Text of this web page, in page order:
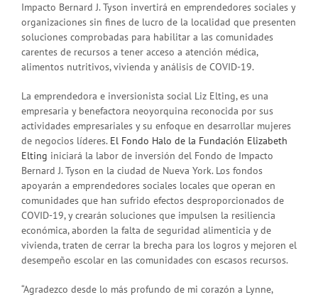
Impacto Bernard J. Tyson invertirá en emprendedores sociales y
organizaciones sin fines de lucro de la localidad que presenten
soluciones comprobadas para habilitar a las comunidades
carentes de recursos a tener acceso a atención médica,
alimentos nutritivos, vivienda y análisis de COVID-19.
La emprendedora e inversionista social Liz Elting, es una
empresaria y benefactora neoyorquina reconocida por sus
actividades empresariales y su enfoque en desarrollar mujeres
de negocios líderes. El Fondo Halo de la Fundación Elizabeth
Elting iniciará la labor de inversión del Fondo de Impacto
Bernard J. Tyson en la ciudad de Nueva York. Los fondos
apoyarán a emprendedores sociales locales que operan en
comunidades que han sufrido efectos desproporcionados de
COVID-19, y crearán soluciones que impulsen la resiliencia
económica, aborden la falta de seguridad alimenticia y de
vivienda, traten de cerrar la brecha para los logros y mejoren el
desempeño escolar en las comunidades con escasos recursos.
“Agradezco desde lo más profundo de mi corazón a Lynne,